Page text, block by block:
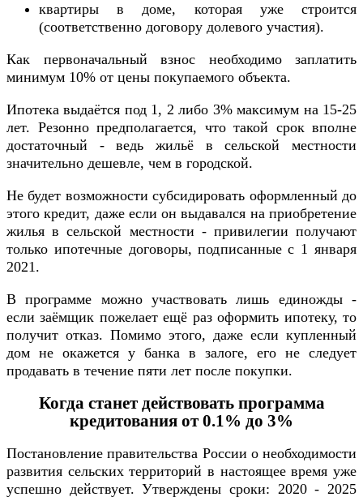
квартиры в доме, которая уже строится
(соответственно договору долевого участия).
Как первоначальный взнос необходимо заплатить
минимум 10% от цены покупаемого объекта.
Ипотека выдаётся под 1, 2 либо 3% максимум на 15-25
лет. Резонно предполагается, что такой срок вполне
достаточный - ведь жильё в сельской местности
значительно дешевле, чем в городской.
Не будет возможности субсидировать оформленный до
этого кредит, даже если он выдавался на приобретение
жилья в сельской местности - привилегии получают
только ипотечные договоры, подписанные с 1 января
2021.
В программе можно участвовать лишь единожды -
если заёмщик пожелает ещё раз оформить ипотеку, то
получит отказ. Помимо этого, даже если купленный
дом не окажется у банка в залоге, его не следует
продавать в течение пяти лет после покупки.
Когда станет действовать программа
кредитования от 0.1% до 3%
Постановление правительства России о необходимости
развития сельских территорий в настоящее время уже
успешно действует. Утверждены сроки: 2020 - 2025